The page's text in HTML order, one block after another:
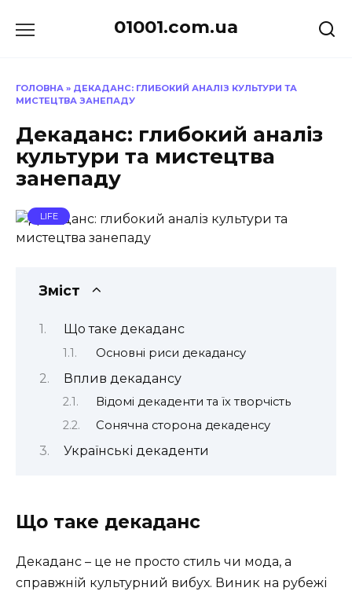
до
01001.com.ua
ГОЛОВНА » ДЕКАДАНС: ГЛИБОКИЙ АНАЛІЗ КУЛЬТУРИ ТА
МИСТЕЦТВА ЗАНЕПАДУ
Декаданс: глибокий аналіз
культури та мистецтва
занепаду
LIFE
Зміст
Що таке декаданс
Основні риси декадансу
Вплив декадансу
Відомі декаденти та їх творчість
Сонячна сторона декаденсу
Українські декаденти
Що таке декаданс
Декаданс – це не просто стиль чи мода, а
справжній культурний вибух. Виник на рубежі